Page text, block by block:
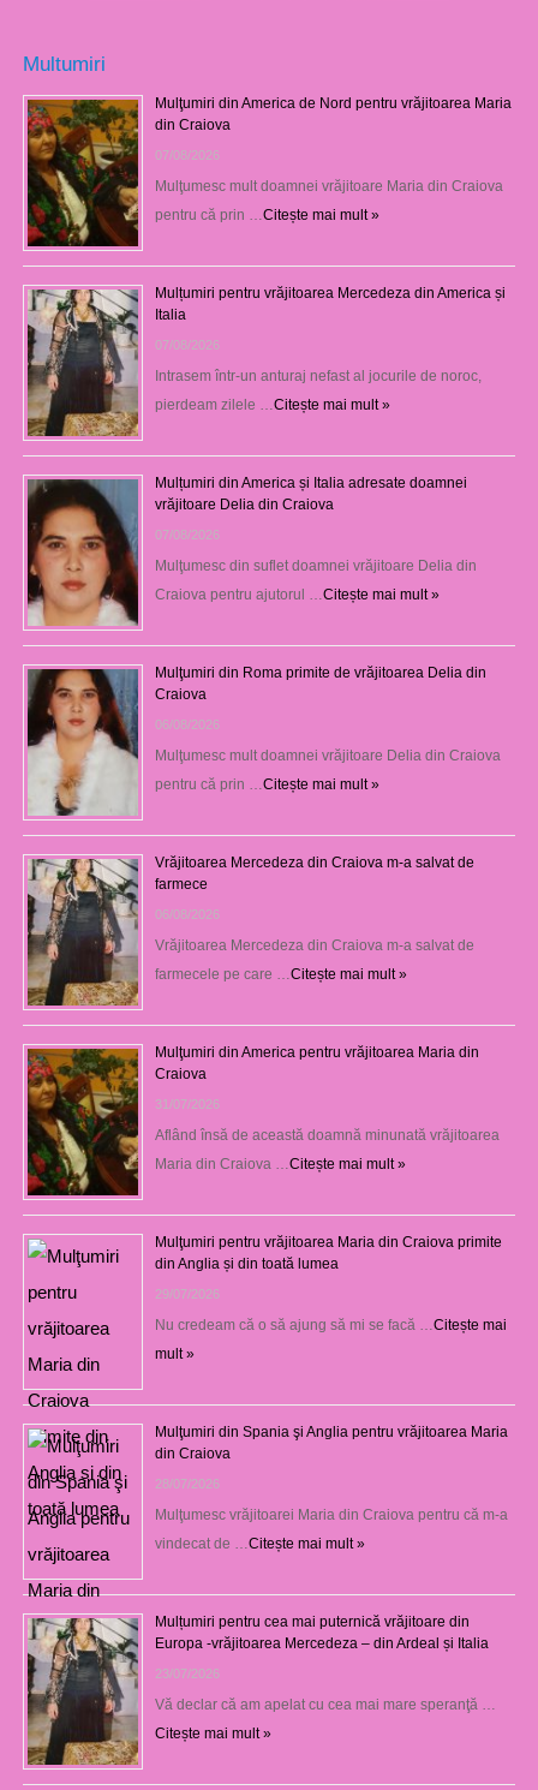
Multumiri
Mulţumiri din America de Nord pentru vrăjitoarea Maria
din Craiova
07/08/2026
Mulţumesc mult doamnei vrăjitoare Maria din Craiova
pentru că prin … Citește mai mult »
Mulțumiri pentru vrăjitoarea Mercedeza din America și
Italia
07/08/2026
Intrasem într-un anturaj nefast al jocurile de noroc,
pierdeam zilele … Citește mai mult »
Mulțumiri din America și Italia adresate doamnei
vrăjitoare Delia din Craiova
07/08/2026
Mulţumesc din suflet doamnei vrăjitoare Delia din
Craiova pentru ajutorul … Citește mai mult »
Mulţumiri din Roma primite de vrăjitoarea Delia din
Craiova
06/08/2026
Mulţumesc mult doamnei vrăjitoare Delia din Craiova
pentru că prin … Citește mai mult »
Vrăjitoarea Mercedeza din Craiova m-a salvat de
farmece
06/08/2026
Vrăjitoarea Mercedeza din Craiova m-a salvat de
farmecele pe care … Citește mai mult »
Mulţumiri din America pentru vrăjitoarea Maria din
Craiova
31/07/2026
Aflând însă de această doamnă minunată vrăjitoarea
Maria din Craiova … Citește mai mult »
Mulţumiri pentru vrăjitoarea Maria din Craiova primite
din Anglia și din toată lumea
29/07/2026
Nu credeam că o să ajung să mi se facă … Citește mai
mult »
Mulţumiri din Spania şi Anglia pentru vrăjitoarea Maria
din Craiova
28/07/2026
Mulţumesc vrăjitoarei Maria din Craiova pentru că m-a
vindecat de … Citește mai mult »
Mulțumiri pentru cea mai puternică vrăjitoare din
Europa -vrăjitoarea Mercedeza – din Ardeal și Italia
23/07/2026
Vă declar că am apelat cu cea mai mare speranţă …
Citește mai mult »